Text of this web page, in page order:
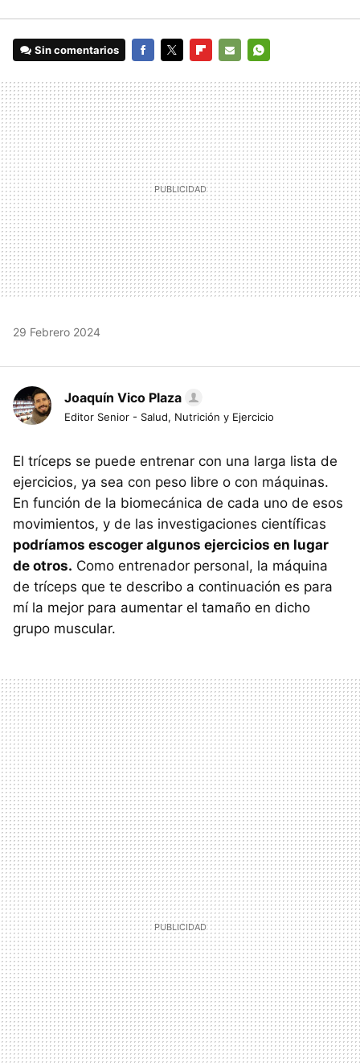
Sin comentarios
MAIL
29 Febrero 2024
Joaquín Vico Plaza
Editor Senior - Salud, Nutrición y Ejercicio
El tríceps se puede entrenar con una larga lista de
ejercicios, ya sea con peso libre o con máquinas.
En función de la biomecánica de cada uno de esos
movimientos, y de las investigaciones científicas
podríamos escoger algunos ejercicios en lugar
de otros. Como entrenador personal, la máquina
de tríceps que te describo a continuación es para
mí la mejor para aumentar el tamaño en dicho
grupo muscular.